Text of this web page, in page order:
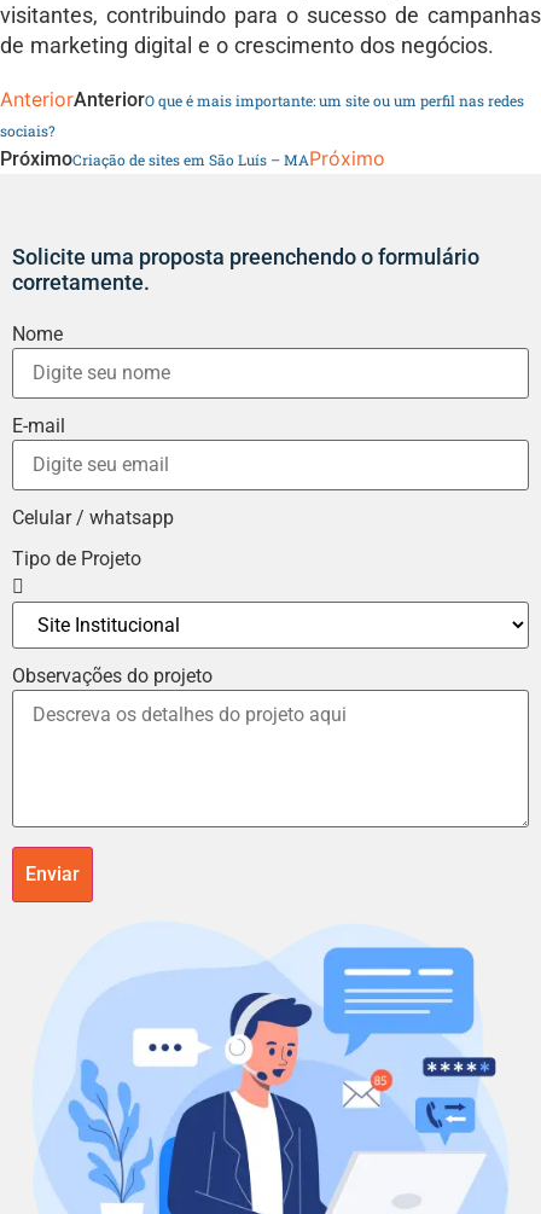
visitantes, contribuindo para o sucesso de campanhas
de marketing digital e o crescimento dos negócios.
AnteriorAnteriorO que é mais importante: um site ou um perfil nas redes
sociais?
PróximoCriação de sites em São Luís – MAPróximo
Solicite uma proposta preenchendo o formulário
corretamente.
Nome
E-mail
Celular / whatsapp
Tipo de Projeto
Observações do projeto
Enviar